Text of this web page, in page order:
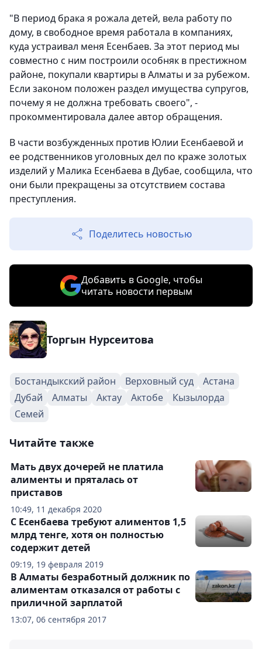
"В период брака я рожала детей, вела работу по
дому, в свободное время работала в компаниях,
куда устраивал меня Есенбаев. За этот период мы
совместно с ним построили особняк в престижном
районе, покупали квартиры в Алматы и за рубежом.
Если законом положен раздел имущества супругов,
почему я не должна требовать своего", -
прокомментировала далее автор обращения.
В части возбужденных против Юлии Есенбаевой и
ее родственников уголовных дел по краже золотых
изделий у Малика Есенбаева в Дубае, сообщила, что
они были прекращены за отсутствием состава
преступления.
Поделитесь новостью
Добавить в Google, чтобы
читать новости первым
Торгын Нурсеитова
Бостандыкский район Верховный суд
Астана
Дубай
Алматы Актау Актобе
Кызылорда
Семей
Читайте также
10:49, 11 декабря 2020
Мать двух дочерей не платила
алименты и пряталась от
приставов
09:19, 19 февраля 2019
С Есенбаева требуют алиментов 1,5
млрд тенге, хотя он полностью
содержит детей
13:07, 06 сентября 2017
В Алматы безработный должник по
алиментам отказался от работы с
приличной зарплатой